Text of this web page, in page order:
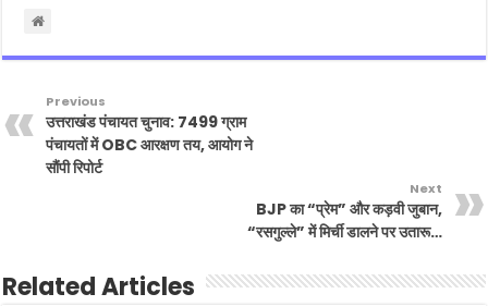
Previous
उत्तराखंड पंचायत चुनाव: 7499 ग्राम
पंचायतों में OBC आरक्षण तय, आयोग ने
सौंपी रिपोर्ट
Next
BJP का “प्रेम” और कड़वी जुबान,
“रसगुल्ले” में मिर्ची डालने पर उतारू…
Related Articles